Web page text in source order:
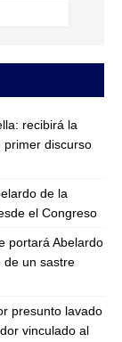
recibirá la
primer discurso
de la
el Congreso
portará Abelardo
de un sastre
presunto lavado
vinculado al